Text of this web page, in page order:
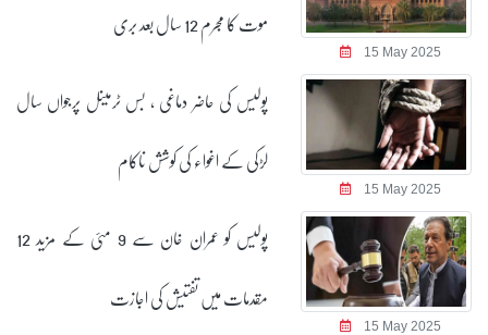
15 May 2025
موت کا مجرم 12 سال بعد بری
15 May 2025
پولیس کی حاضر دماغی ، بس ٹرمینل پرجواں سال
لڑکی کے اغواء کی کوشش ناکام
15 May 2025
پولیس کو عمران خان سے 9 مئی کے مزید 12
مقدمات میں تفتیش کی اجازت